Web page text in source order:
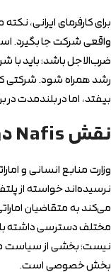
برای کارفرمای ایرانی،
واقعی شرکت جا بگیرد.
ضرب‌الاجل باشد؛ باید
رشد همراه شود. شرکتی
بیفتد، اما در بلندمدت
نقش Nafis در این ضرب‌الاجل
وزارت منابع انسانی و
می‌کند به متقاضیان
مختلف دسترسی داشته
نیست؛ بخشی از سیاست
بخش خصوصی است.